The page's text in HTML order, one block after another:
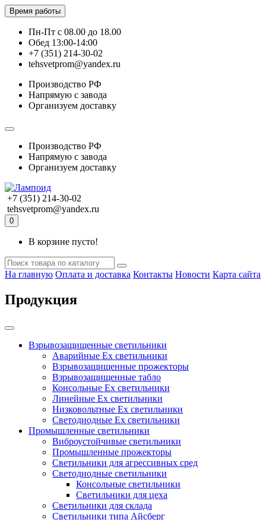
Время работы
Пн-Пт с 08.00 до 18.00
Обед 13:00-14:00
+7 (351) 214-30-02
tehsvetprom@yandex.ru
Производство РФ
Напрямую с завода
Организуем доставку
Производство РФ
Напрямую с завода
Организуем доставку
+7 (351) 214-30-02
tehsvetprom@yandex.ru
0
В корзине пусто!
На главную Оплата и доставка Контакты Новости Карта сайта
Продукция
Взрывозащищенные светильники
Аварийные Ex светильники
Взрывозащищенные прожекторы
Взрывозащищенные табло
Консольные Ех светильники
Линейные Ex светильники
Низковольтные Ex светильники
Светодиодные Ex светильники
Промышленные светильники
Виброустойчивые светильники
Промышленные прожекторы
Светильники для агрессивных сред
Светодиодные светильники
Консольные светильники
Светильники для цеха
Светильники для склада
Светильники типа Айсберг